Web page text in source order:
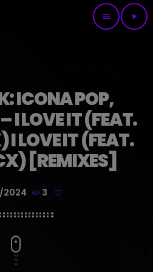
menu play_arrow
ICONA POP,
I LOVE IT (FEAT.
I LOVE IT (FEAT.
[REMIXES]
2024 3